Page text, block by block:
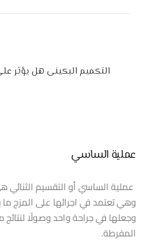
التكميم البكينى هل يؤثر
عملية الساسي
عملية الساسي أو التقسيم الثنائي
وهي تعتمد في اجرائها على المزج ما
وجعلها في جراحة واحد وصولًا
المفرطة.